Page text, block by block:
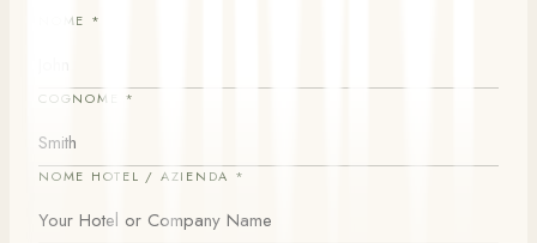
NOME *
COGNOME *
NOME HOTEL / AZIENDA *